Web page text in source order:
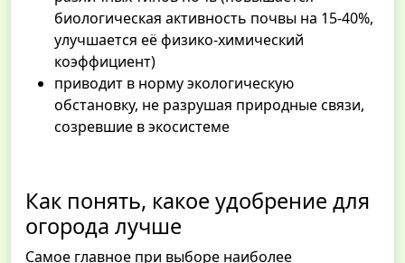
биологическая активность почвы на 15-40%,
улучшается её физико-химический
коэффициент)
приводит в норму экологическую
обстановку, не разрушая природные связи,
созревшие в экосистеме
Как понять, какое удобрение для
огорода лучше
Самое главное при выборе наиболее